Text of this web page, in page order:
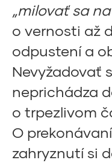
„milovať sa
o vernosti až
odpustení a
Nevyžadovať
neprichádza
o trpezlivom
O
zahryznutí si